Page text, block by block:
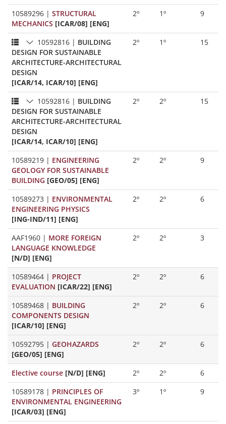
10589296 | STRUCTURAL
MECHANICS [ICAR/08] [ENG]
2º 1º 9
10592816 | BUILDING
DESIGN FOR SUSTAINABLE
ARCHITECTURE-ARCHITECTURAL
DESIGN
[ICAR/14, ICAR/10] [ENG]
2º 1º 15
10592816 | BUILDING
DESIGN FOR SUSTAINABLE
ARCHITECTURE-ARCHITECTURAL
DESIGN
[ICAR/14, ICAR/10] [ENG]
2º 2º 15
10589219 | ENGINEERING
GEOLOGY FOR SUSTAINABLE
BUILDING [GEO/05] [ENG]
2º 2º 9
10589273 | ENVIRONMENTAL
ENGINEERING PHYSICS
[ING-IND/11] [ENG]
2º 2º 6
AAF1960 | MORE FOREIGN
LANGUAGE KNOWLEDGE
[N/D] [ENG]
2º 2º 3
10589464 | PROJECT
EVALUATION [ICAR/22] [ENG]
2º 2º 6
10589468 | BUILDING
COMPONENTS DESIGN
[ICAR/10] [ENG]
2º 2º 6
10592795 | GEOHAZARDS
[GEO/05] [ENG]
2º 2º 6
Elective course [N/D] [ENG] 2º 2º
6
10589178 | PRINCIPLES OF
ENVIRONMENTAL ENGINEERING
[ICAR/03] [ENG]
3º 1º 9